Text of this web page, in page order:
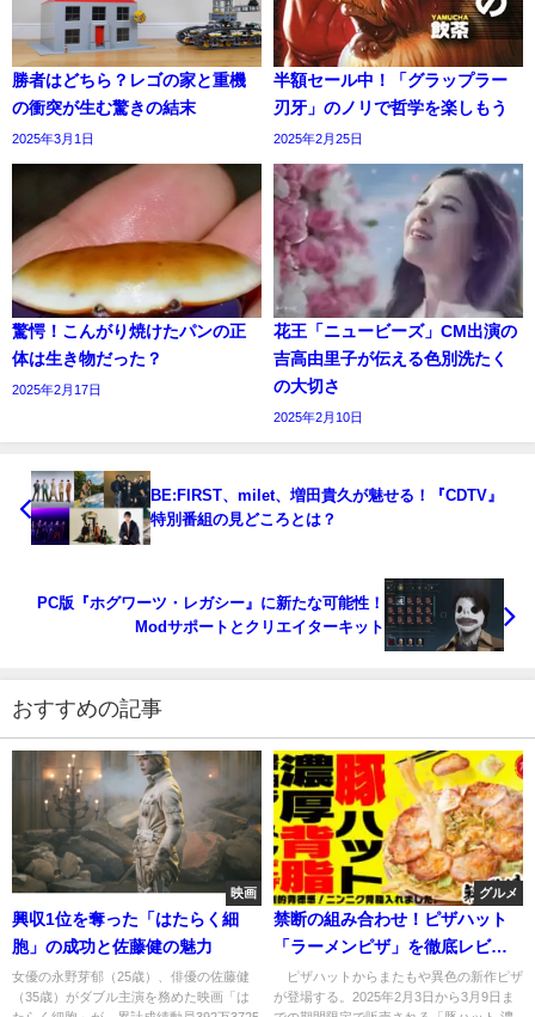
勝者はどちら？レゴの家と重機
の衝突が生む驚きの結末
2025年3月1日
半額セール中！「グラップラー
刃牙」のノリで哲学を楽しもう
2025年2月25日
驚愕！こんがり焼けたパンの正
体は生き物だった？
2025年2月17日
花王「ニュービーズ」CM出演の
吉高由里子が伝える色別洗たく
の大切さ
2025年2月10日
BE:FIRST、milet、増田貴久が魅せる！『CDTV』
特別番組の見どころとは？
PC版『ホグワーツ・レガシー』に新たな可能性！
Modサポートとクリエイターキット
おすすめの記事
映画
興収1位を奪った「はたらく細
胞」の成功と佐藤健の魅力
女優の永野芽郁（25歳）、俳優の佐藤健
（35歳）がダブル主演を務めた映画「は
グルメ
禁断の組み合わせ！ピザハット
「ラーメンピザ」を徹底レビュ
ー
ピザハットからまたもや異色の新作ピザ
が登場する。2025年2月3日から3月9日ま